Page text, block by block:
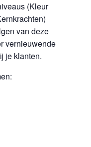
(Kleur
van deze
vernieuwende
je klanten.